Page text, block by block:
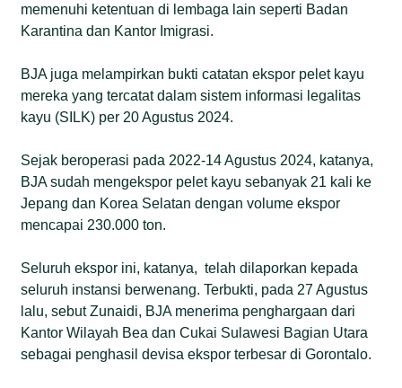
memenuhi ketentuan di lembaga lain seperti Badan
Karantina dan Kantor Imigrasi.
BJA juga melampirkan bukti catatan ekspor pelet kayu
mereka yang tercatat dalam sistem informasi legalitas
kayu (SILK) per 20 Agustus 2024.
Sejak beroperasi pada 2022-14 Agustus 2024, katanya,
BJA sudah mengekspor pelet kayu sebanyak 21 kali ke
Jepang dan Korea Selatan dengan volume ekspor
mencapai 230.000 ton.
Seluruh ekspor ini, katanya, telah dilaporkan kepada
seluruh instansi berwenang. Terbukti, pada 27 Agustus
lalu, sebut Zunaidi, BJA menerima penghargaan dari
Kantor Wilayah Bea dan Cukai Sulawesi Bagian Utara
sebagai penghasil devisa ekspor terbesar di Gorontalo.